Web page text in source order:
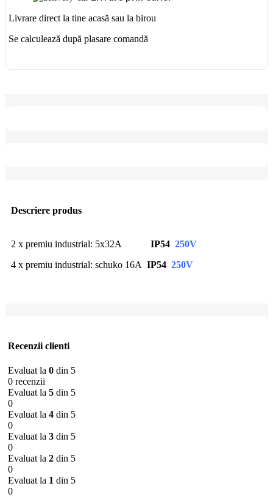
IP54
250V
Livrare direct la tine acasă sau la birou
Se calculează după plasare comandă
Descriere produs
2 x premiu industrial: 5x32A IP54 250V
4 x premiu industrial: schuko 16A IP54 250V
Recenzii clienti
Evaluat la 0 din 5
0 recenzii
Evaluat la 5 din 5
0
Evaluat la 4 din 5
0
Evaluat la 3 din 5
0
Evaluat la 2 din 5
0
Evaluat la 1 din 5
0